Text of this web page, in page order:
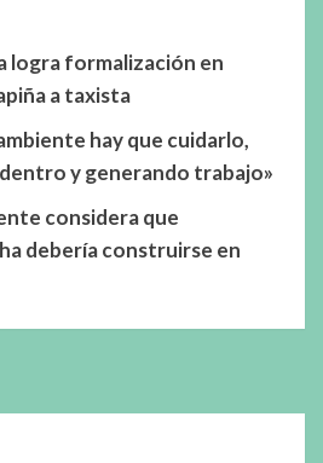
logra formalización en
a taxista
hay que cuidarlo,
y generando trabajo»
considera que
debería construirse en